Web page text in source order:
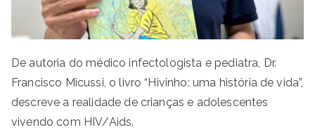
De autoria do médico infectologista e pediatra, Dr.
Francisco Micussi, o livro “Hivinho: uma história de vida”,
descreve a realidade de crianças e adolescentes
vivendo com HIV/Aids.